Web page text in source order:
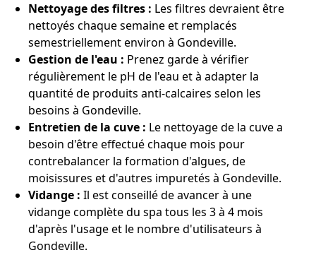
Nettoyage des filtres : Les filtres devraient être
nettoyés chaque semaine et remplacés
semestriellement environ à Gondeville.
Gestion de l'eau : Prenez garde à vérifier
régulièrement le pH de l'eau et à adapter la
quantité de produits anti-calcaires selon les
besoins à Gondeville.
Entretien de la cuve : Le nettoyage de la cuve a
besoin d'être effectué chaque mois pour
contrebalancer la formation d'algues, de
moisissures et d'autres impuretés à Gondeville.
Vidange : Il est conseillé de avancer à une
vidange complète du spa tous les 3 à 4 mois
d'après l'usage et le nombre d'utilisateurs à
Gondeville.